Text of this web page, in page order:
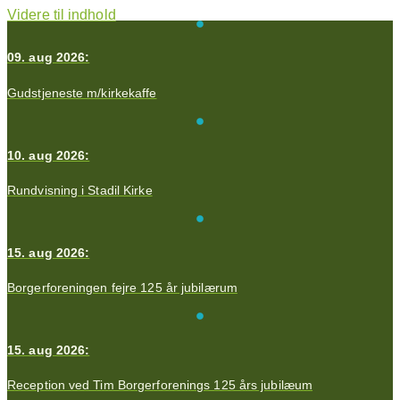
Videre til indhold
09. aug 2026:
Gudstjeneste m/kirkekaffe
10. aug 2026:
Rundvisning i Stadil Kirke
15. aug 2026:
Borgerforeningen fejre 125 år jubilærum
15. aug 2026:
Reception ved Tim Borgerforenings 125 års jubilæum